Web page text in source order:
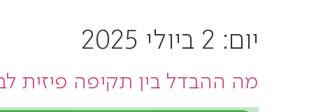
יום: 2 ביולי 2025
מה ההבדל בין תקיפה פיזית